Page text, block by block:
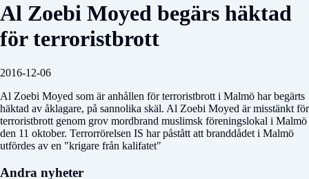
Al Zoebi Moyed begärs häktad
för terroristbrott
2016-12-06
Al Zoebi Moyed som är anhållen för terroristbrott i Malmö har begärts
häktad av åklagare, på sannolika skäl. Al Zoebi Moyed är misstänkt för
terroristbrott genom grov mordbrand muslimsk föreningslokal i Malmö
den 11 oktober. Terrorrörelsen IS har påstått att branddådet i Malmö
utfördes av en "krigare från kalifatet"
Andra nyheter